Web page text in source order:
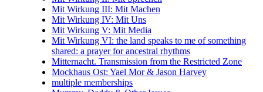
Mit Wirkung III: Mit Machen
Mit Wirkung IV: Mit Uns
Mit Wirkung V: Mit Media
Mit Wirkung VI: the land speaks to me of something
shared: a prayer for ancestral rhythms
Mitternacht. Transmission from the Restricted Zone
Mockhaus Ost: Yael Mor & Jason Harvey
multiple memberships